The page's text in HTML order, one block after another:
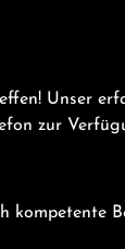
Unser
zur